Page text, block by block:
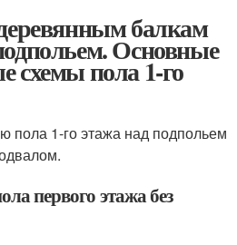
балкам
Основные
схемы пола 1-го
пола 1-го этажа над подпольем
первого этажа без